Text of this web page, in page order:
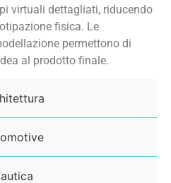
virtuali dettagliati, riducendo
fisica. Le
permettono di
al prodotto finale.